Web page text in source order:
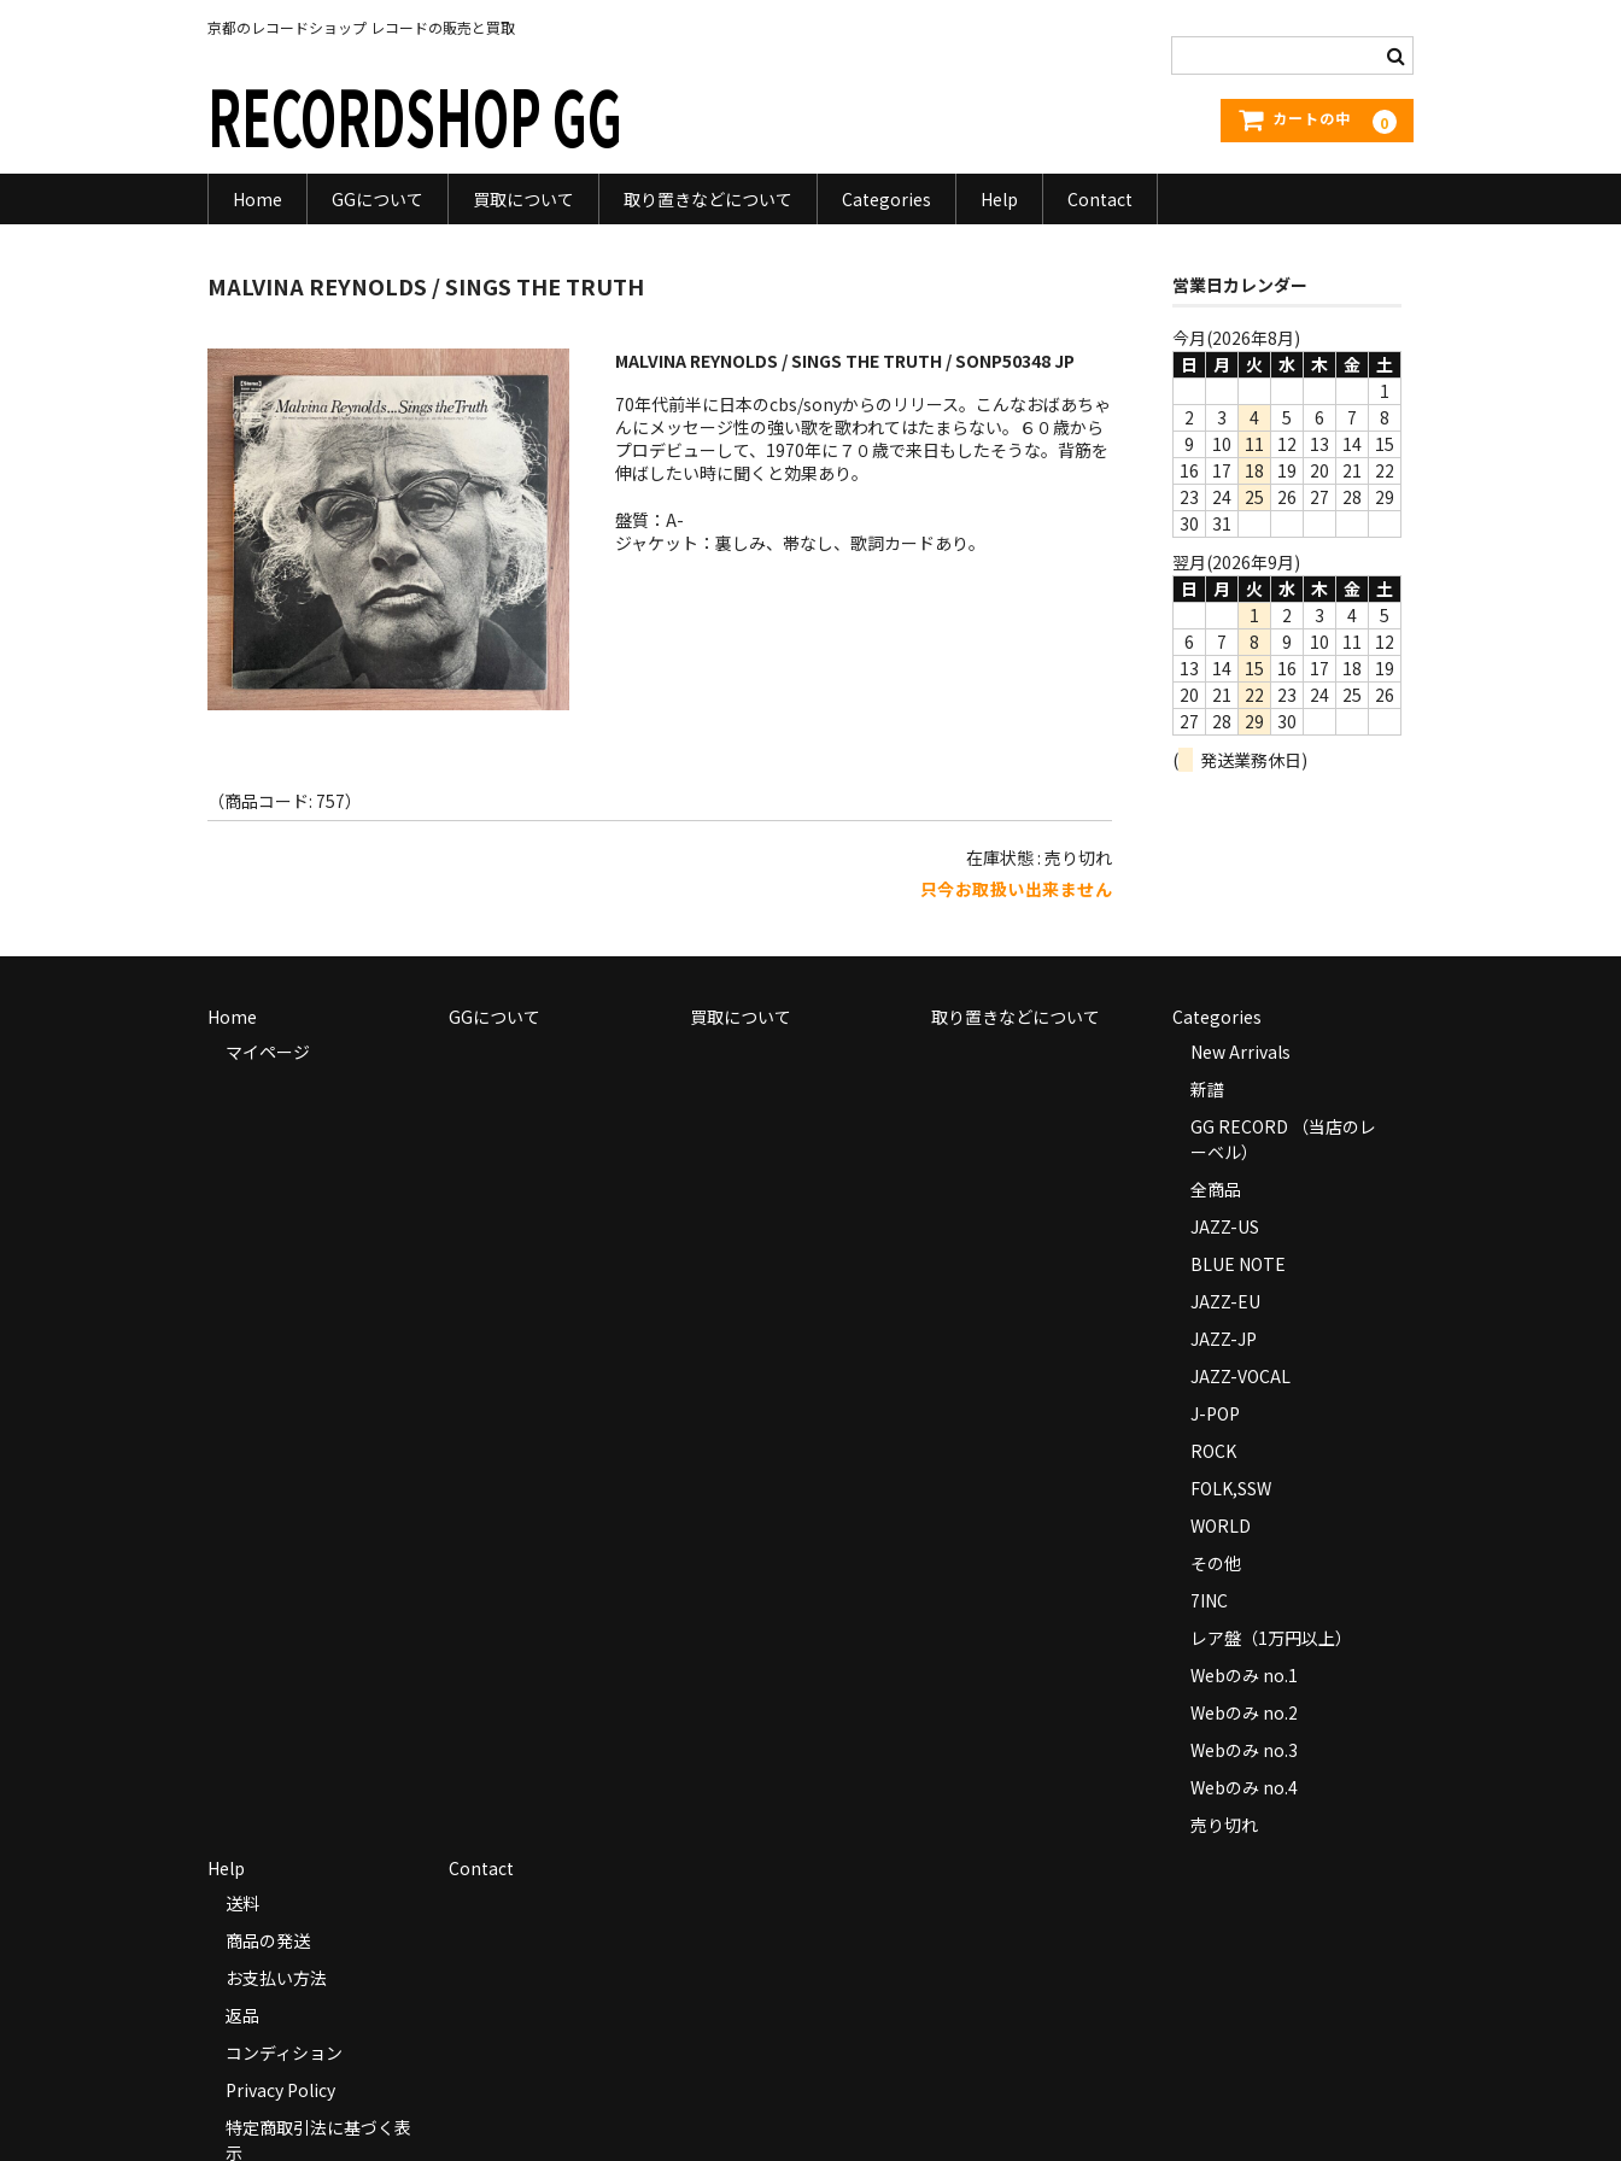
京都のレコードショップ レコードの販売と買取
RECORDSHOP GG カートの中 0
Home GGについて 買取について 取り置きなどについて Categories Help Contact
MALVINA REYNOLDS / SINGS THE TRUTH
MALVINA REYNOLDS / SINGS THE TRUTH / SONP50348 JP
70年代前半に日本のcbs/sonyからのリリース。こんなおばあちゃ
んにメッセージ性の強い歌を歌われてはたまらない。６０歳から
プロデビューして、1970年に７０歳で来日もしたそうな。背筋を
伸ばしたい時に聞くと効果あり。
盤質：A-
ジャケット：裏しみ、帯なし、歌詞カードあり。
（商品コード: 757）
在庫状態 : 売り切れ
只今お取扱い出来ません
営業日カレンダー
今月(2026年8月)
日
月 火 水 木 金
土
1
2
3 4 5 6 7
8
9
10 11 12 13 14 15
16
17 18 19 20 21
22
23
24 25 26 27 28
29
30
31
翌月(2026年9月)
日
月 火 水 木 金
土
1
2 3 4
5
6
7 8 9 10 11
12
13
14 15 16 17 18
19
20
21 22 23 24 25
26
27
28 29
30
(
発送業務休日)
Home
マイページ
GGについて 買取について 取り置きなどについて
Categories
New Arrivals
新譜
GG RECORD （当店のレ
ーベル）
全商品
JAZZ-US
BLUE NOTE
JAZZ-EU
JAZZ-JP
JAZZ-VOCAL
J-POP
ROCK
FOLK,SSW
WORLD
その他
7INC
レア盤（1万円以上）
Webのみ no.1
Webのみ no.2
Webのみ no.3
Webのみ no.4
売り切れ
Help
送料
商品の発送
お支払い方法
返品
コンディション
Privacy Policy
特定商取引法に基づく表
示
Contact